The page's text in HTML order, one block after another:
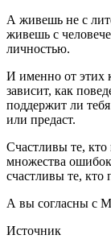
А живешь не с
живешь с
личностью.
И именно от этих
зависит, как
поддержит ли
или предаст.
Счастливы те,
множества
счастливы те, кто
А вы согласны с
Источник